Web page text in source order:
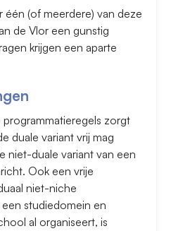
één (of meerdere) van deze
de Vlor een gunstig
krijgen een aparte
zorgt
duale variant vrij mag
niet-duale variant van een
Ook een vrije
niet-niche
studiedomein en
al organiseert, is